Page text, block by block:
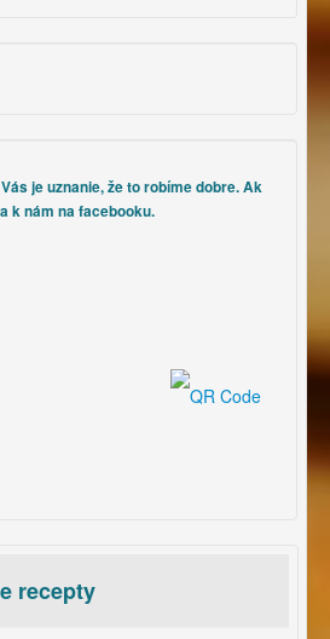
je uznanie, že to robíme dobre. Ak
k nám na facebooku.
recepty